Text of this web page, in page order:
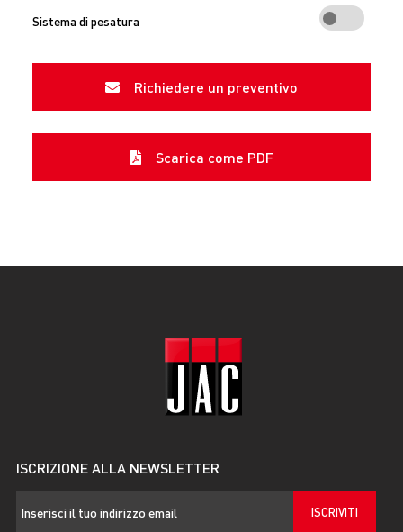
Sistema di pesatura
Richiedere un preventivo
Scarica come PDF
ISCRIZIONE ALLA NEWSLETTER
ISCRIVITI